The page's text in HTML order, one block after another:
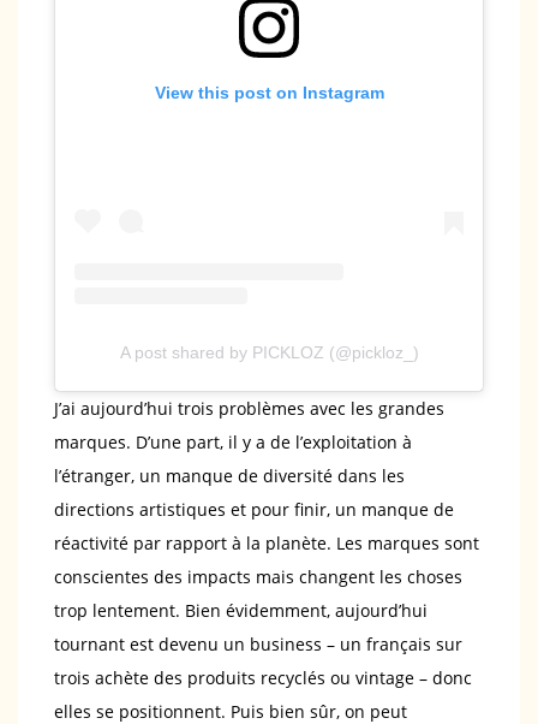
View this post on Instagram
A post shared by PICKLOZ (@pickloz_)
J’ai aujourd’hui trois problèmes avec les grandes
marques. D’une part, il y a de l’exploitation à
l’étranger, un manque de diversité dans les
directions artistiques et pour finir, un manque de
réactivité par rapport à la planète. Les marques sont
conscientes des impacts mais changent les choses
trop lentement. Bien évidemment, aujourd’hui
tournant est devenu un business – un français sur
trois achète des produits recyclés ou vintage – donc
elles se positionnent. Puis bien sûr, on peut